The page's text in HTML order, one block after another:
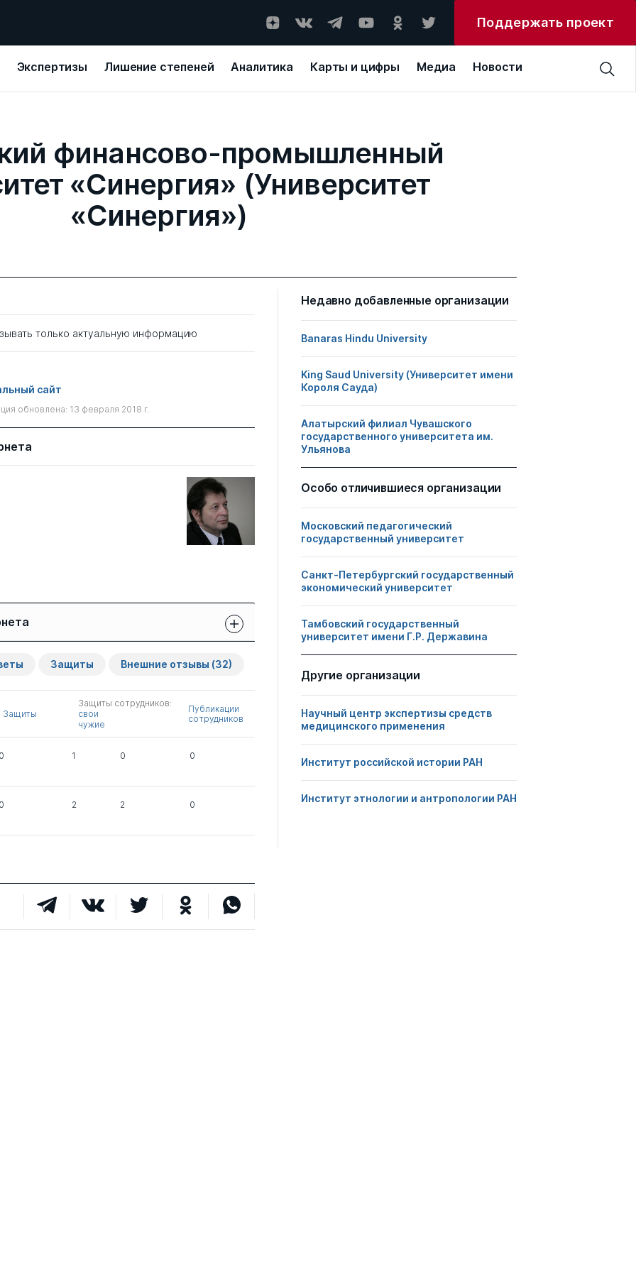
Поддержать проект
Экспертизы Лишение степеней Аналитика Карты и цифры Медиа Новости
финансово-промышленный
«Синергия» (Университет
«Синергия»)
только актуальную информацию
сайт
обновлена: 13 февраля 2018 г.
сотрудников
Другие
нарушения
1
0
Защиты Внешние отзывы (32)
Защиты
Защиты сотрудников:
свои
чужие
Публикации
сотрудников
0 1 0 0
0 2 2 0
Недавно добавленные организации
Banaras Hindu University
King Saud University (Университет имени
Короля Сауда)
Алатырский филиал Чувашского
государственного университета им.
Ульянова
Особо отличившиеся организации
Московский педагогический
государственный университет
Санкт-Петербургский государственный
экономический университет
Тамбовский государственный
университет имени Г.Р. Державина
Другие организации
Научный центр экспертизы средств
медицинского применения
Институт российской истории РАН
Институт этнологии и антропологии РАН